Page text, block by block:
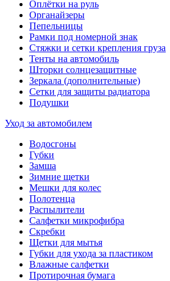
Оплётки на руль
Органайзеры
Пепельницы
Рамки под номерной знак
Стяжки и сетки крепления груза
Тенты на автомобиль
Шторки солнцезащитные
Зеркала (дополнительные)
Сетки для защиты радиатора
Подушки
Уход за автомобилем
Водосгоны
Губки
Замша
Зимние щетки
Мешки для колес
Полотенца
Распылители
Салфетки микрофибра
Скребки
Щетки для мытья
Губки для ухода за пластиком
Влажные салфетки
Протирочная бумага